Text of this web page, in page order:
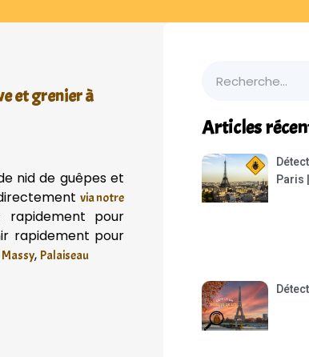
et grenier à
nid de guêpes et
via notre
rapidement pour
rapidement pour
Massy, Palaiseau
Articles
Paris